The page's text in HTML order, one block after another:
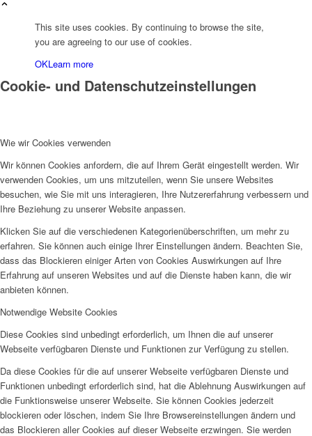
This site uses cookies. By continuing to browse the site,
you are agreeing to our use of cookies.
OKLearn more
Cookie- und Datenschutzeinstellungen
Wie wir Cookies verwenden
Wir können Cookies anfordern, die auf Ihrem Gerät eingestellt werden. Wir
verwenden Cookies, um uns mitzuteilen, wenn Sie unsere Websites
besuchen, wie Sie mit uns interagieren, Ihre Nutzererfahrung verbessern und
Ihre Beziehung zu unserer Website anpassen.
Klicken Sie auf die verschiedenen Kategorienüberschriften, um mehr zu
erfahren. Sie können auch einige Ihrer Einstellungen ändern. Beachten Sie,
dass das Blockieren einiger Arten von Cookies Auswirkungen auf Ihre
Erfahrung auf unseren Websites und auf die Dienste haben kann, die wir
anbieten können.
Notwendige Website Cookies
Diese Cookies sind unbedingt erforderlich, um Ihnen die auf unserer
Webseite verfügbaren Dienste und Funktionen zur Verfügung zu stellen.
Da diese Cookies für die auf unserer Webseite verfügbaren Dienste und
Funktionen unbedingt erforderlich sind, hat die Ablehnung Auswirkungen auf
die Funktionsweise unserer Webseite. Sie können Cookies jederzeit
blockieren oder löschen, indem Sie Ihre Browsereinstellungen ändern und
das Blockieren aller Cookies auf dieser Webseite erzwingen. Sie werden